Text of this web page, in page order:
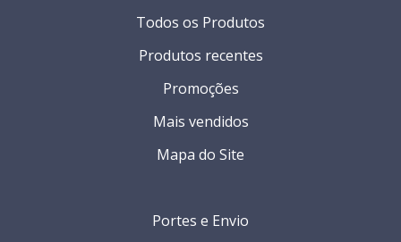
Portes e Envio
Todos os Produtos
Produtos recentes
Promoções
Mais vendidos
Mapa do Site